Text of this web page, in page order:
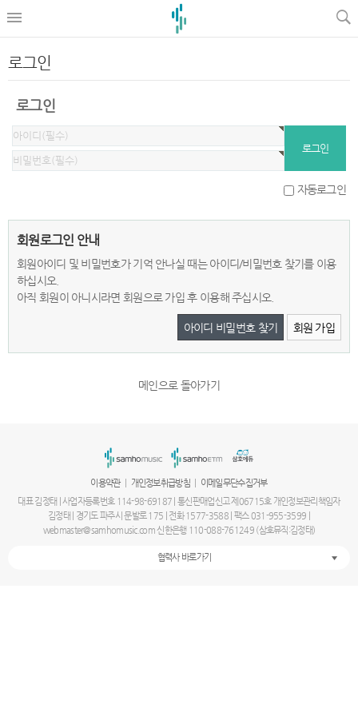
로그인
로그인
자동로그인
회원로그인 안내
회원아이디 및 비밀번호가 기억 안나실 때는 아이디/비밀번호 찾기를 이용
하십시오.
아직 회원이 아니시라면 회원으로 가입 후 이용해 주십시오.
아이디 비밀번호 찾기 회원 가입
메인으로 돌아가기
이용약관 개인정보취급방침
이메일무단수집거부
대표 김정태 | 사업자등록번호 114-98-69187 | 통신판매업신고 제06715호 개인정보관리책임자
김정태 | 경기도 파주시 문발로 175 | 전화 1577-3588 | 팩스 031-955-3599 |
webmaster@samhomusic.com 신한은행 110-088-761249 (삼호뮤직:김정태)
협력사 바로가기